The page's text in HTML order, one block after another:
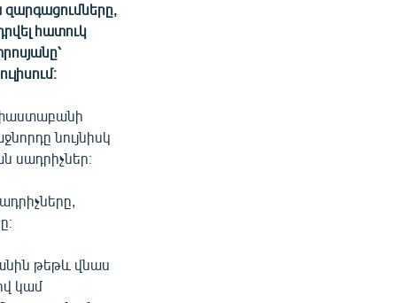
զարգացումները,
հատուկ
փաստաբանի
նույնիսկ
սադրիչներ։
թեթև վնաս
կամ